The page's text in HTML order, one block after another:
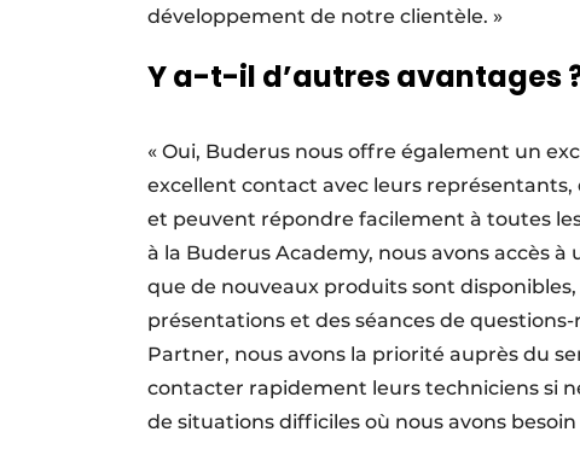
développement de notre clientèle. »
Y a-t-il d’autres avantages
« Oui, Buderus nous offre également un
excellent contact avec leurs
et peuvent répondre facilement à toutes
à la Buderus Academy, nous avons accès
que de nouveaux produits sont
présentations et des séances de
Partner, nous avons la priorité auprès du
contacter rapidement leurs techniciens si
de situations difficiles où nous avons besoin